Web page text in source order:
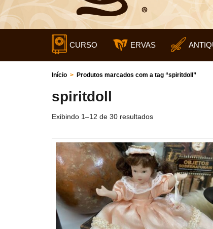
CURSO ERVAS
Início > Produtos marcados com a tag “spiritdoll”
spiritdoll
Exibindo 1–12 de 30 resultados